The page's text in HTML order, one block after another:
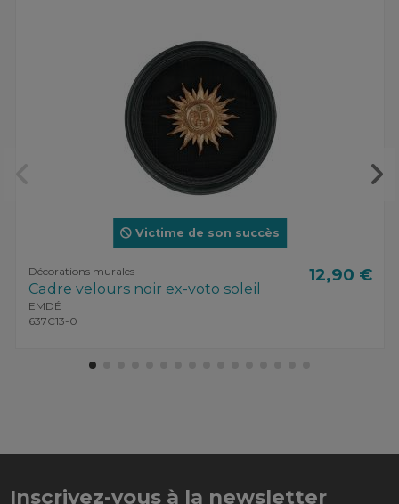
Victime de son succès
Décorations murales
Cadre velours noir ex-voto soleil
EMDÉ
637C13-0
12,90 €
Inscrivez-vous à la newsletter